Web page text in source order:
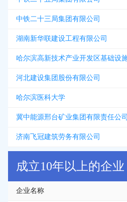
中铁二十三局集团有限公司
湖南新华联建设工程有限公司
河北建设集团股份有限公司
哈尔滨医科大学
冀中能源邢台矿业集团有限责任公司
济南飞冠建筑劳务有限公司
成立10年以上的企业
企业名称